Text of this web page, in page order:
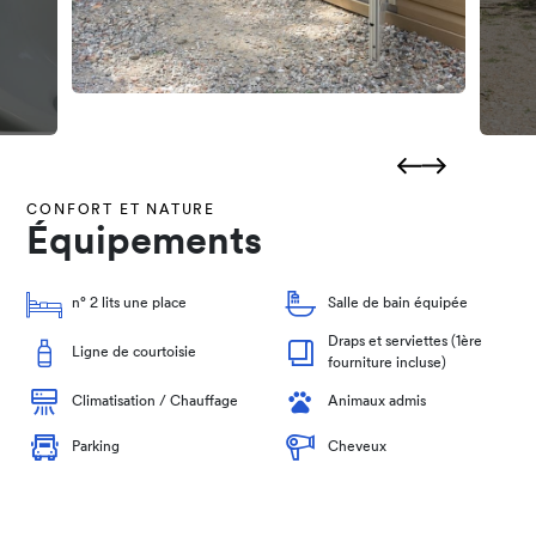
CONFORT ET NATURE
Équipements
n° 2 lits une place Salle de bain équipée
Ligne de courtoisie
Draps et serviettes (1ère
fourniture incluse)
Climatisation / Chauffage Animaux admis
Parking Cheveux